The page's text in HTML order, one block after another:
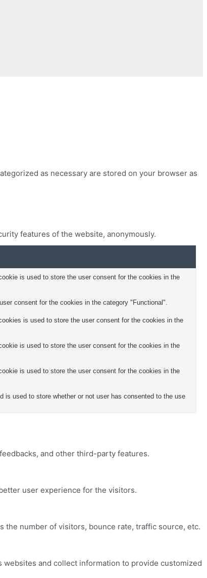
as necessary are stored on your browser as
features of the website, anonymously.
is used to store the user consent for the cookies in the
consent for the cookies in the category "Functional".
is used to store the user consent for the cookies in the
is used to store the user consent for the cookies in the
is used to store the user consent for the cookies in the
is used to store whether or not user has consented to the use
and other third-party features.
user experience for the visitors.
number of visitors, bounce rate, traffic source, etc.
and collect information to provide customized